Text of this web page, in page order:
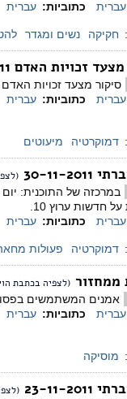
עברית כתוביות: עברית
חקיקה נשים ומגדר
זכויות האדם 2011
סיקור מצעד זכויות האדם שהתקיים
עברית כתוביות: עברית
דמוקרטיה מיעוטים
11-2011
במרכזה של התוכנית:
על חדשות ערוץ 10.
עברית כתוביות: עברית
דמוקרטיה פעולות
ממחזור (לצפיה בכתבת
אמנים המשתמשים
עברית כתוביות: עברית
מוסיקה
11-2011